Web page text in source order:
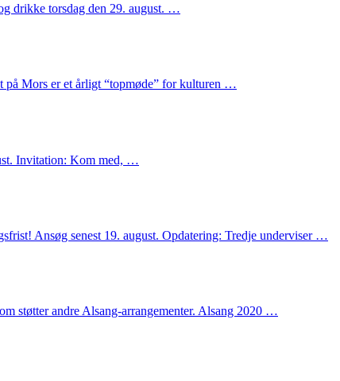
drikke torsdag den 29. august. …
på Mors er et årligt “topmøde” for kulturen …
Invitation: Kom med, …
Ansøg senest 19. august. Opdatering: Tredje underviser …
støtter andre Alsang-arrangementer. Alsang 2020 …